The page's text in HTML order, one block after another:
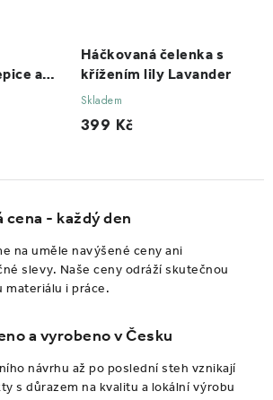
cena - každý den
na uměle navýšené ceny ani
slevy. Naše ceny odráží skutečnou
materiálu i práce.
a vyrobeno v Česku
návrhu až po poslední steh vznikají
s důrazem na kvalitu a lokální výrobu
a
pro
Háčkovaná čelenka s
křížením lily Lavander
Skladem
399 Kč